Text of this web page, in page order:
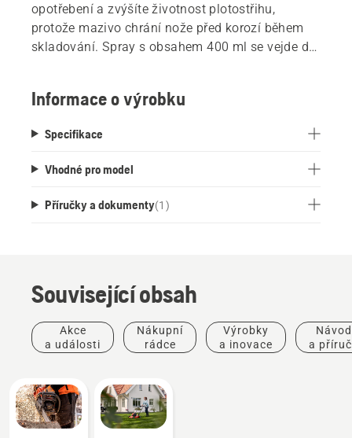
opotřebení a zvýšíte životnost plotostřihu,
protože mazivo chrání nože před korozí během
skladování. Spray s obsahem 400 ml se vejde do
snadno nosit s sebou.
Informace o výrobku
Specifikace
Vhodné pro model
Příručky a dokumenty(1 )
Související obsah
Akce
a události
Nákupní
rádce
Výrobky
a inovace
a